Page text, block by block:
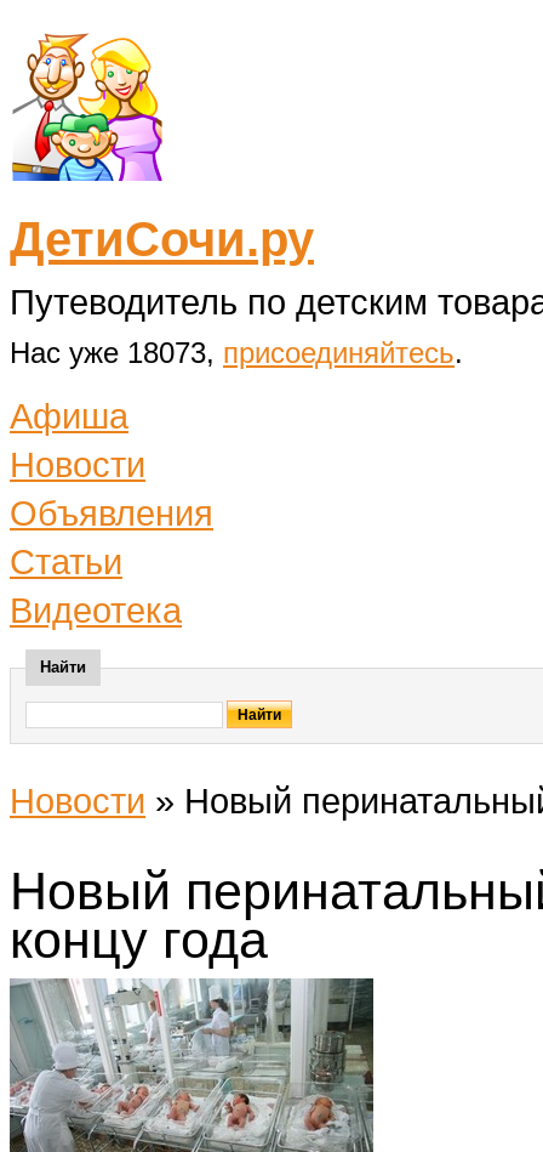
ДетиСочи.ру
Путеводитель по детским
Нас уже 18073, присоединяйтесь.
Афиша
Новости
Объявления
Статьи
Видеотека
Найти
Новости » Новый
Новый
концу года